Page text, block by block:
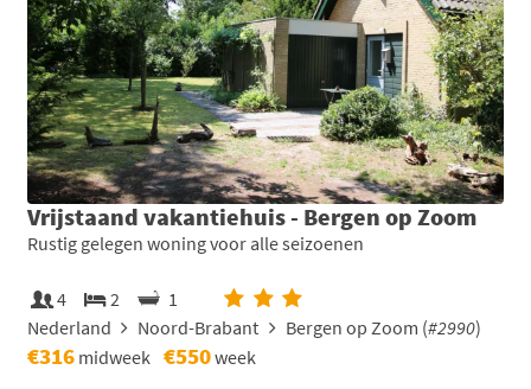
Vrijstaand vakantiehuis - Bergen op Zoom
Rustig gelegen woning voor alle seizoenen
4 2
1
Nederland
Noord-Brabant Bergen op Zoom (#2990)
€316 midweek €550week